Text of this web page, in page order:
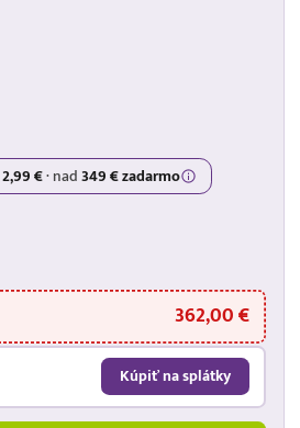
2,99 €·nad349 € zadarmo
362,00 €
Kúpiť na splátky